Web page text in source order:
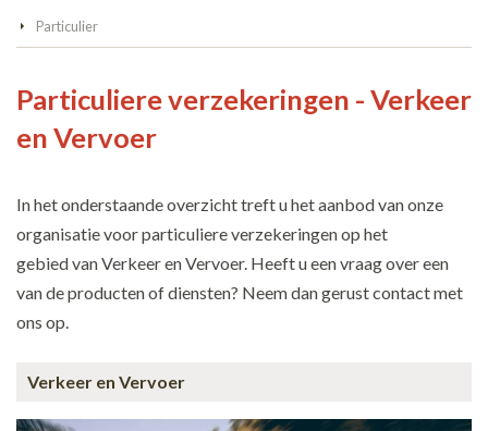
Particulier
Particuliere verzekeringen - Verkeer
en Vervoer
In het onderstaande overzicht treft u het aanbod van onze
organisatie voor particuliere verzekeringen op het
gebied van Verkeer en Vervoer. Heeft u een vraag over een
van de producten of diensten? Neem dan gerust contact met
ons op.
Verkeer en Vervoer